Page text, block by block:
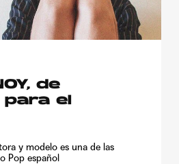
de
el
y modelo es una de las
Pop español